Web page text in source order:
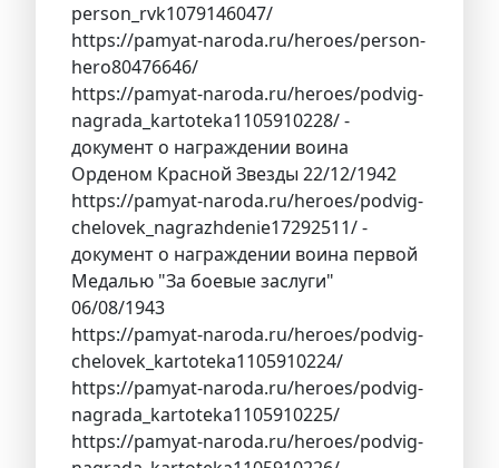
person_rvk1079146047/
https://pamyat-naroda.ru/heroes/person-
hero80476646/
https://pamyat-naroda.ru/heroes/podvig-
nagrada_kartoteka1105910228/ -
документ о награждении воина
Орденом Красной Звезды 22/12/1942
https://pamyat-naroda.ru/heroes/podvig-
chelovek_nagrazhdenie17292511/ -
документ о награждении воина первой
Медалью "За боевые заслуги"
06/08/1943
https://pamyat-naroda.ru/heroes/podvig-
chelovek_kartoteka1105910224/
https://pamyat-naroda.ru/heroes/podvig-
nagrada_kartoteka1105910225/
https://pamyat-naroda.ru/heroes/podvig-